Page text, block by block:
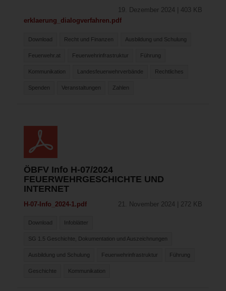
19. Dezember 2024 | 403 KB
erklaerung_dialogverfahren.pdf
Download Recht und Finanzen Ausbildung und Schulung
Feuerwehr.at Feuerwehrinfrastruktur Führung
Kommunikation Landesfeuerwehrverbände Rechtliches
Spenden Veranstaltungen Zahlen
ÖBFV Info H-07/2024
FEUERWEHRGESCHICHTE UND
INTERNET
21. November 2024 | 272 KB
H-07-Info_2024-1.pdf
Download Infoblätter
SG 1.5 Geschichte, Dokumentation und Auszeichnungen
Ausbildung und Schulung Feuerwehrinfrastruktur Führung
Geschichte Kommunikation